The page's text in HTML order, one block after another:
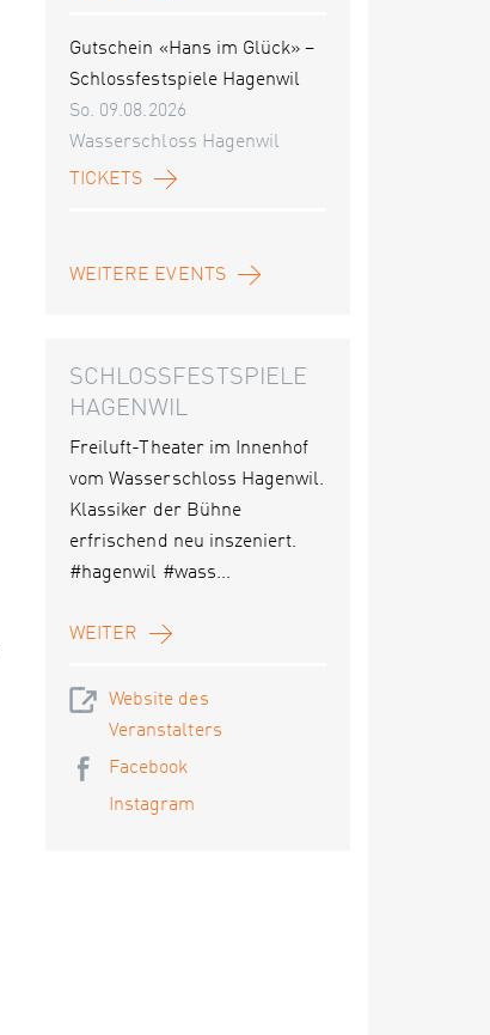
Gutschein «Hans im Glück» –
Schlossfestspiele Hagenwil
So. 09.08.2026
Wasserschloss Hagenwil
TICKETS
WEITERE EVENTS
SCHLOSSFESTSPIELE
HAGENWIL
Freiluft-Theater im Innenhof
vom Wasserschloss Hagenwil.
Klassiker der Bühne
erfrischend neu inszeniert.
#hagenwil #wass...
WEITER
Website des
Veranstalters
Facebook
Instagram